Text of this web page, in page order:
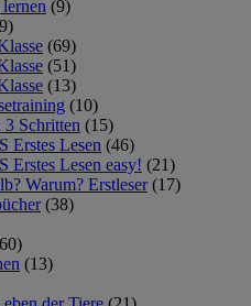
(9)
(69)
(51)
(13)
(10)
3 Schritten (15)
Erstes Lesen (46)
Erstes Lesen easy! (21)
Warum? Erstleser (17)
(38)
(13)